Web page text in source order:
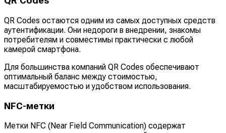
QR Codes остаются одним из самых доступных средств
аутентификации. Они недороги в внедрении, знакомы
потребителям и совместимы практически с любой
камерой смартфона.
Для большинства компаний QR Codes обеспечивают
оптимальный баланс между стоимостью,
масштабируемостью и удобством использования.
NFC-метки
Метки NFC (Near Field Communication) содержат